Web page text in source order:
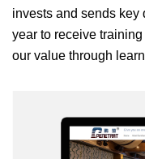
invests and sends key
year to receive
our value through